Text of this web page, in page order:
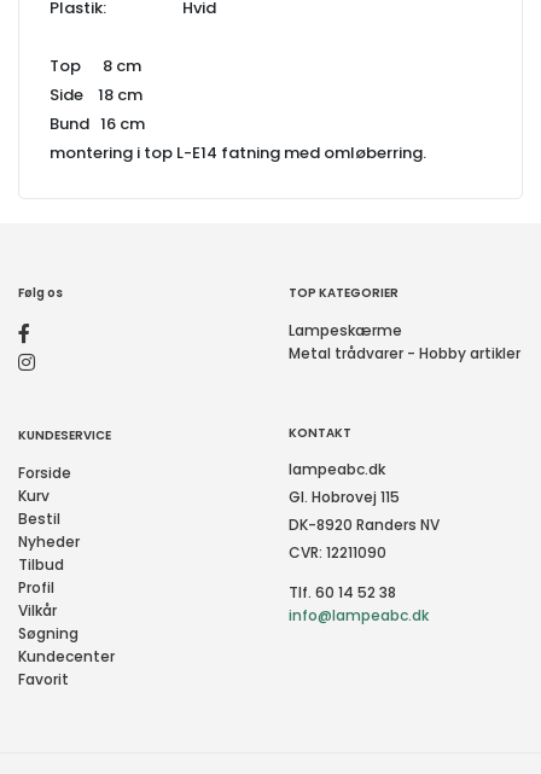
Plastik: Hvid
Top 8 cm
Side 18 cm
Bund 16 cm
montering i top L-E14 fatning med omløberring.
Følg os TOP KATEGORIER
Lampeskærme
Metal trådvarer - Hobby artikler
KUNDESERVICE
Forside
Kurv
Bestil
Nyheder
Tilbud
Profil
Vilkår
Søgning
Kundecenter
Favorit
KONTAKT
lampeabc.dk
Gl. Hobrovej 115
DK-8920 Randers NV
CVR: 12211090
Tlf. 60 14 52 38
info@lampeabc.dk